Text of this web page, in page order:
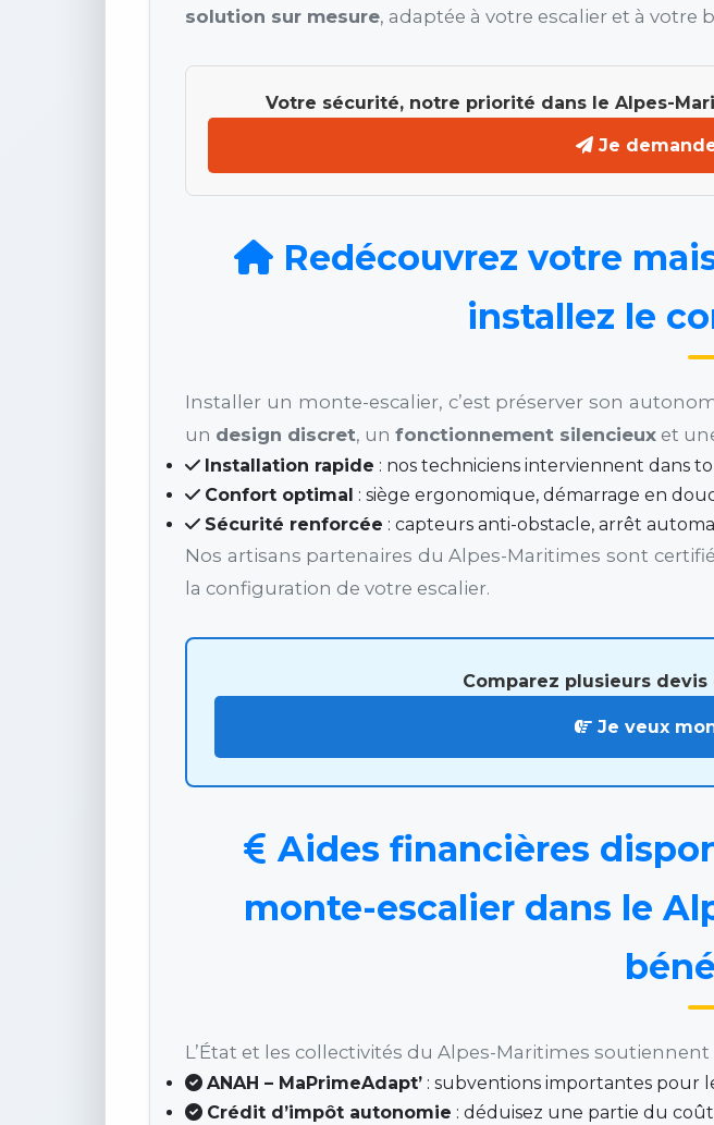
solution sur mesure, adaptée à votre escalier et à votre
Votre sécurité, notre priorité dans le Alpes-
Je
Redécouvrez votre
installez le
Installer un monte-escalier, c’est préserver son
un design discret, un fonctionnement silencieux et
Installation rapide : nos techniciens interviennent dans
Confort optimal : siège ergonomique, démarrage en
Sécurité renforcée : capteurs anti-obstacle, arrêt
Nos artisans partenaires du Alpes-Maritimes sont
la configuration de votre escalier.
Comparez plusieurs
Je veux
Aides financières
monte-escalier dans le
L’État et les collectivités du Alpes-Maritimes
ANAH – MaPrimeAdapt’ : subventions importantes pour
Crédit d’impôt autonomie : déduisez une partie du